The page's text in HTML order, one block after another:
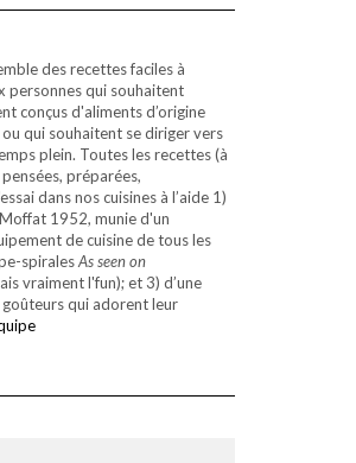
des recettes faciles à
personnes qui souhaitent
conçus d'aliments d’origine
qui souhaitent se diriger vers
plein. Toutes les recettes (à
préparées,
dans nos cuisines à l’aide 1)
1952, munie d'un
de cuisine de tous les
spiralesAs seen on
vraiment l'fun); et 3) d’une
qui adorent leur